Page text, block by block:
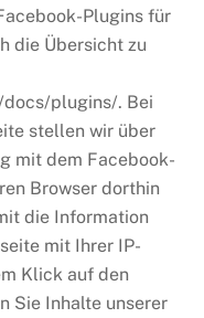
Plugins für
die Übersicht zu
plugins/. Bei
stellen wir über
mit dem Facebook-
Browser dorthin
die Information
mit Ihrer IP-
Klick auf den
Sie Inhalte unserer